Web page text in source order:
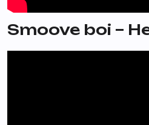
Smoove boi –